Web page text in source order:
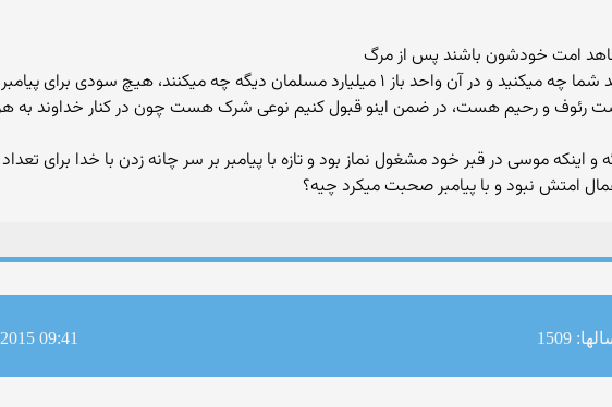
شاهد امت خودشون باشند پس از مرگ
اینکه الآن پیامبر شاهد این باشه که من چه میکنم و در آن واحد شما چه میکنید و در آن واحد باز ۱ میلیارد مسلمان دیگه چه
و رحیم هست، در ضمن اینو قبول کنیم نوعی شرک هست چون در کنار خداوند به
اینکه موسی در قبر خود مشغول نماز بود و تازه با پیامبر بر سر چانه زدن با خدا برای
امتش نبود و با پیامبر صحبت میکرد چیه؟
1509
09:41